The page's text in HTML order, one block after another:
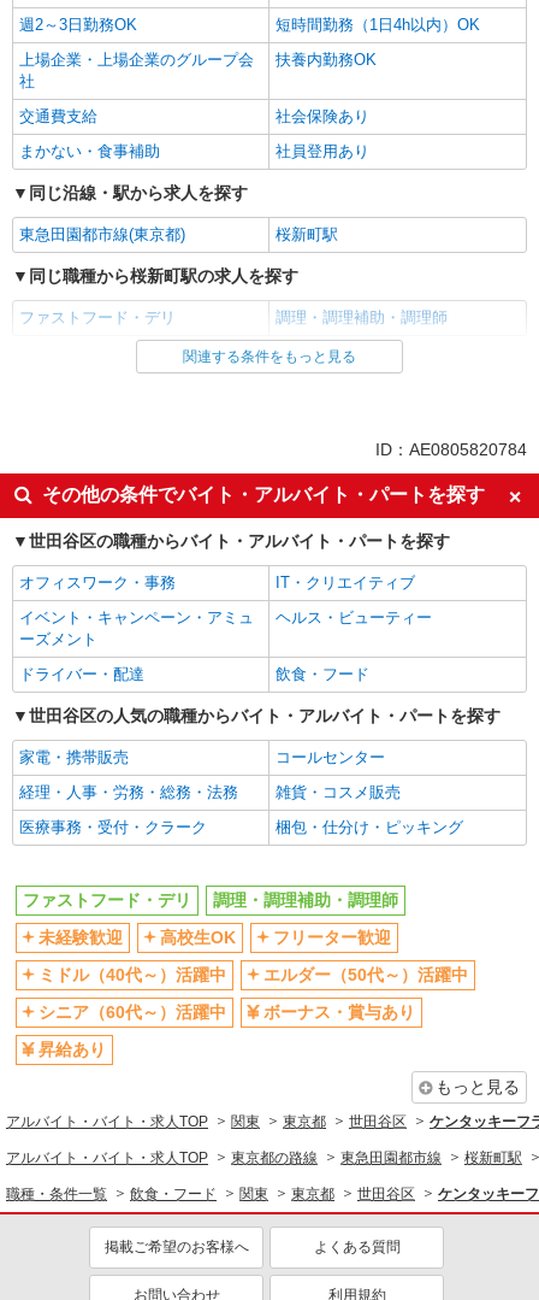
週2～3日勤務OK
短時間勤務（1日4h以内）OK
上場企業・上場企業のグループ会
社
扶養内勤務OK
交通費支給
社会保険あり
まかない・食事補助
社員登用あり
同じ沿線・駅から求人を探す
東急田園都市線(東京都) 桜新町駅
同じ職種から桜新町駅の求人を探す
ファストフード・デリ 調理・調理補助・調理師
同じ雇用形態から桜新町駅の求人を探す
未経験歓迎
高校生OK
フリーター歓迎
ミドル（40代～）活躍中
エルダー（50代～）活躍中
シニア（60代～）活躍中
ボーナス・賞与あり
昇給あり
週2～3日勤務OK
短時間勤務（1日4h以内）OK
上場企業・上場企業のグループ会
社
扶養内勤務OK
交通費支給
社会保険あり
まかない・食事補助
社員登用あり
同じ職種から求人を探す
飲食・フード
同じ特徴から求人を探す
未経験歓迎
高校生OK
ミドル（40代～）活躍中
ボーナス・賞与あり
週2～3日勤務OK
短時間勤務（1日4h以内）OK
上場企業・上場企業のグループ会
交通費支給
社会保険あり
まかない・食事補助
社員登用あり
関連する条件をもっと見る
ID：AE0805820784
その他の条件でバイト・アルバイト・パートを探す
世田谷区の職種からバイト・アルバイト・パートを探す
オフィスワーク・事務
IT・クリエイティブ
イベント・キャンペーン・アミュ
ーズメント
ヘルス・ビューティー
ドライバー・配達 飲食・フード
世田谷区の人気の職種からバイト・アルバイト・パートを探す
家電・携帯販売
コールセンター
経理・人事・労務・総務・法務
雑貨・コスメ販売
医療事務・受付・クラーク
梱包・仕分け・ピッキング
ファストフード・デリ
調理・調理補助・調理師
未経験歓迎
高校生OK
フリーター歓迎
ミドル（40代～）活躍中
エルダー（50代～）活躍中
シニア（60代～）活躍中
ボーナス・賞与あり
昇給あり
もっと見る
アルバイト・バイト・求人TOP 関東 東京都 世田谷区 ケンタッキーフ
アルバイト・バイト・求人TOP 東京都の路線 東急田園都市線 桜新町駅
職種・条件一覧 飲食・フード 関東 東京都 世田谷区 ケンタッキー
掲載ご希望のお客様へ よくある質問
お問い合わせ 利用規約